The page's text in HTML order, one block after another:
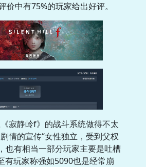
价中有75%的玩家给出好评。
寂静岭f》的战斗系统做得不太
情的宣传“女性独立，受到父权
也有相当一部分玩家主要是吐槽
有玩家称强如5090也是经常崩